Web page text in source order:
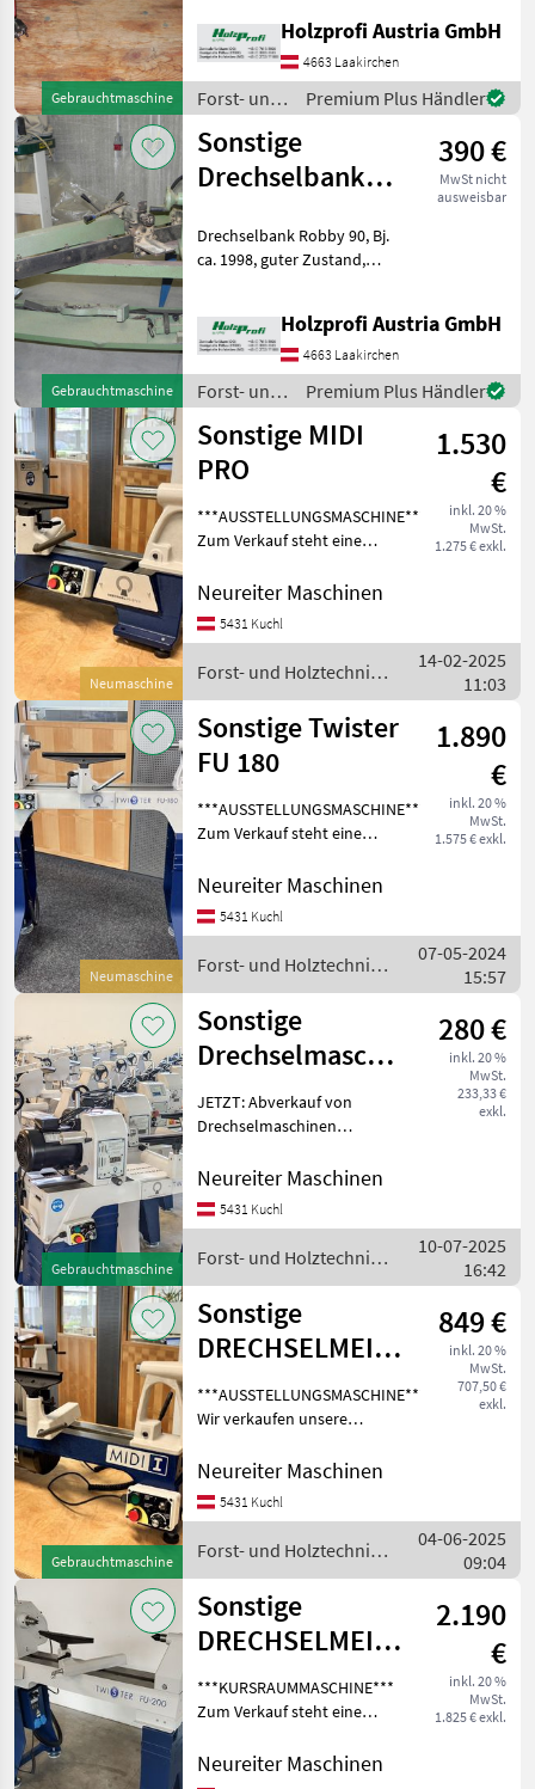
Gebrauchtmaschine
U/min, 25
kgPreisänderungen
vorbehalten, Irrtümer,
Druck- und Satzfehler vorb
Holzprofi Austria GmbH
4663 Laakirchen
Forst- und
Holztechnik
/ Sonstige
Premium Plus Händler
Gebrauchtmaschine
Sonstige
Drechselbank
gebraucht
390 €
MwSt nicht
ausweisbar
Drechselbank Robby 90, Bj.
ca. 1998, guter Zustand,
vorbehalten, Irrtümer,
Druck- und Satzfehler
vorbehalten Forst
Holzprofi Austria GmbH
4663 Laakirchen
Forst- und
Holztechnik
/ Sonstige
Premium Plus Händler
Neumaschine
Sonstige MIDI
PRO
1.530
€
inkl. 20 %
MwSt.
1.275 € exkl.
***AUSSTELLUNGSMASCHINE***
Zum Verkauf steht eine
Drechselmeister MIDI PRO
einer Spitzenweite von 450
Ausstellungsmaschi
Neureiter Maschinen
5431 Kuchl
Forst- und Holztechnik
/ Sonstige
14-02-2025
11:03
Neumaschine
Sonstige Twister
FU 180
1.890
€
inkl. 20 %
MwSt.
1.575 € exkl.
***AUSSTELLUNGSMASCHINE***
Zum Verkauf steht eine
Drechselmeister Twister FU
Spitzenweite von 560 mm.
Neureiter Maschinen
5431 Kuchl
Forst- und Holztechnik
/ Sonstige
07-05-2024
15:57
Gebrauchtmaschine
Sonstige
Drechselmaschinen
Vorführmaschinen
280 €
inkl. 20 %
MwSt.
233,33 €
exkl.
JETZT: Abverkauf von
Drechselmaschinen
Ausstellungsmaschinen
Maschinen). Wir verkaufen
wenig Betrieb
Neureiter Maschinen
5431 Kuchl
Forst- und Holztechnik
/ Sonstige
10-07-2025
16:42
Gebrauchtmaschine
Sonstige
DRECHSELMEISTER
Drechselmaschine
MIDI 1
849 €
inkl. 20 %
MwSt.
707,50 €
exkl.
***AUSSTELLUNGSMASCHINE***
Wir verkaufen unsere
Drechselmeister MIDI 1
Spitzenweite von 400 mm.
befind
Neureiter Maschinen
5431 Kuchl
Forst- und Holztechnik
/ Sonstige
04-06-2025
09:04
Sonstige
DRECHSELMEISTER
Drechselmaschine
Twister FU 200
2.190
€
inkl. 20 %
MwSt.
1.825 € exkl.
***KURSRAUMMASCHINE***
Zum Verkauf steht eine
Kursraummaschine
Neureiter Maschinen